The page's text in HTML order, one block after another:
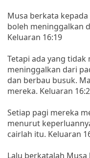
Musa berkata
boleh meninggalkan
Keluaran 16:19
Tetapi ada yang
meninggalkan dari
dan berbau busuk.
mereka. Keluaran
Setiap pagi mereka
menurut
cairlah itu. Keluaran
Lalu berkatalah